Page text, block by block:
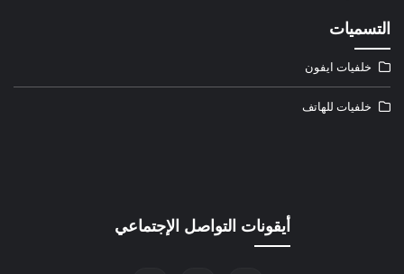
التسميات
خلفيات ايفون
خلفيات للهاتف
أيقونات التواصل الإجتماعي